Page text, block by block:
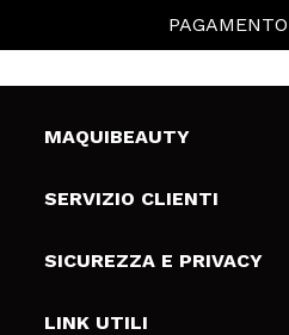
PAGAMENTO
MAQUIBEAUTY
Chi siamo
Gift Cards
SERVIZIO CLIENTI
Spedizioni & Resi
Metodi di pagamamento
SICUREZZA E PRIVACY
Termini e condizioni
LINK UTILI